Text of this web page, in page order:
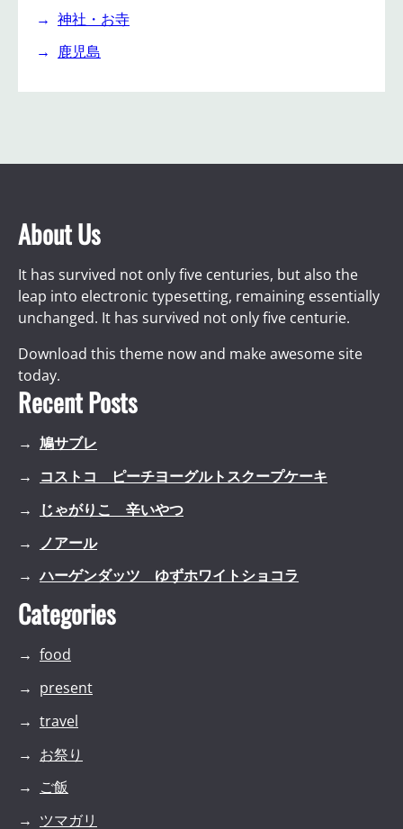
神社・お寺
鹿児島
About Us
It has survived not only five centuries, but also the
leap into electronic typesetting, remaining essentially
unchanged. It has survived not only five centurie.
Download this theme now and make awesome site
today.
Recent Posts
鳩サブレ
コストコ ピーチヨーグルトスクープケーキ
じゃがりこ 辛いやつ
ノアール
ハーゲンダッツ ゆずホワイトショコラ
Categories
food
present
travel
お祭り
ご飯
ツマガリ